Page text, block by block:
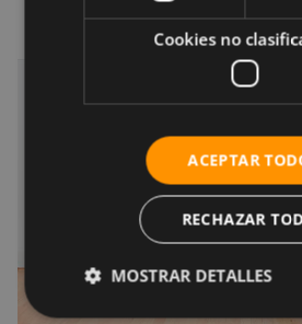
hacia abajo, durante 30
Cookies no
ACEPTAR
RECHAZAR
MOSTRAR DETALLES